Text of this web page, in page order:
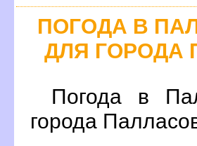
ПОГОДА В
ДЛЯ ГОРОДА
Погода в
орода